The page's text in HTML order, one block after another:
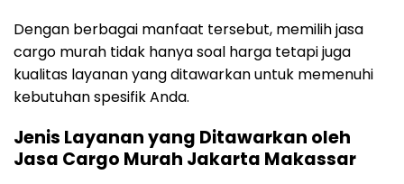
Dengan berbagai manfaat tersebut, memilih jasa
cargo murah tidak hanya soal harga tetapi juga
kualitas layanan yang ditawarkan untuk memenuhi
kebutuhan spesifik Anda.
Jenis Layanan yang Ditawarkan oleh
Jasa Cargo Murah Jakarta Makassar